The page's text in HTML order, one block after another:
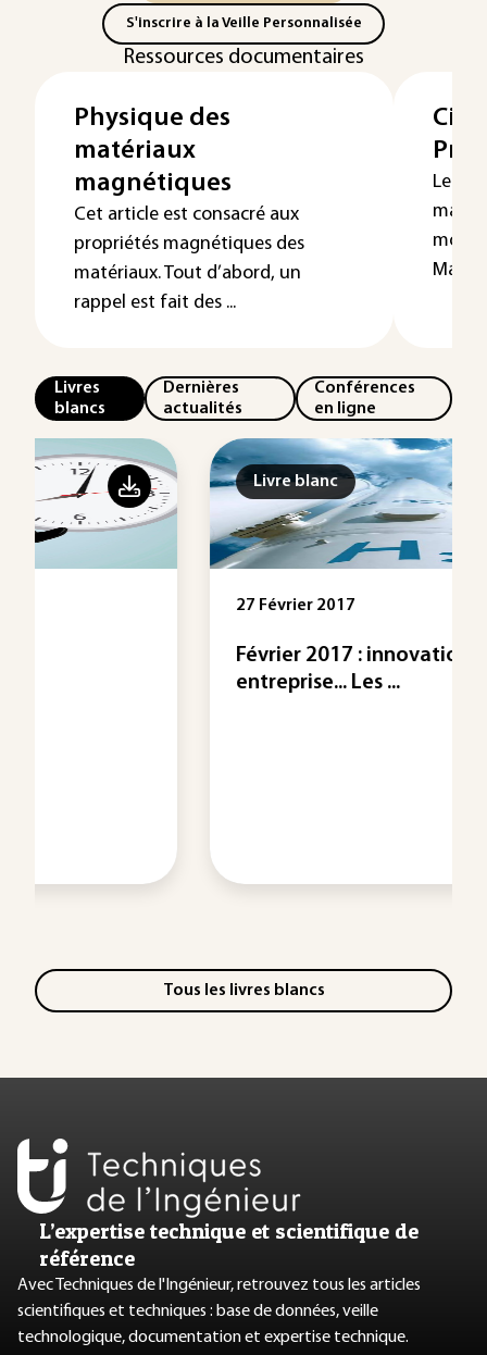
S'inscrire à la Veille Personnalisée
Ressources documentaires
Physique des
matériaux
magnétiques
Cet article est consacré aux
propriétés magnétiques des
matériaux. Tout d’abord, un
rappel est fait des ...
Le
Livres
blancs
Dernières
actualités
Conférences
en ligne
Livre blanc
Février 2017 : innovation, énergie,
entreprise... Les ...
Tous les livres blancs
L’expertise technique et scientifique de
référence
Avec Techniques de l'Ingénieur, retrouvez tous les articles
scientifiques et techniques : base de données, veille
technologique, documentation et expertise technique.